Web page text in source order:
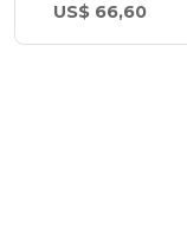
US$ 66,60